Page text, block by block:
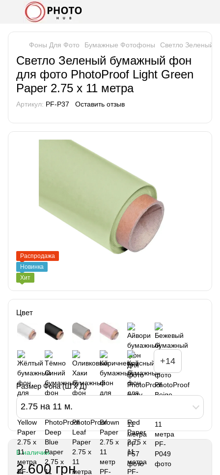
Фоны Для Фото Бумажные Фотофоны Светло Зеленый
Светло Зеленый бумажный фон
для фото PhotoProof Light Green
Paper 2.75 x 11 метра
Артикул: PF-P37 Оставить отзыв
Распродажа
Новинка
Хит
Цвет
+14
Размер Фона (Ш х Д)
2.75 на 11 м.
В наличии
2 600 грн